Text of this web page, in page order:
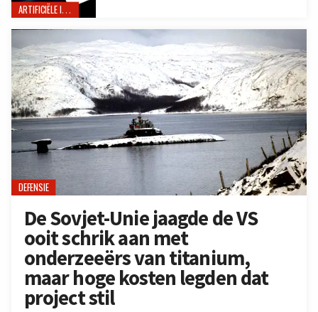
ARTIFICIËLE INTELLIGENTIE
DEFENSIE
De Sovjet-Unie jaagde de VS
ooit schrik aan met
onderzeeërs van titanium,
maar hoge kosten legden dat
project stil